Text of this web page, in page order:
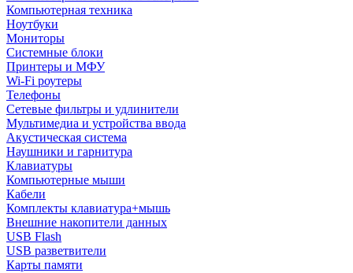
Компьютерная техника
Ноутбуки
Мониторы
Системные блоки
Принтеры и МФУ
Wi-Fi роутеры
Телефоны
Сетевые фильтры и удлинители
Мультимедиа и устройства ввода
Акустическая система
Наушники и гарнитура
Клавиатуры
Компьютерные мыши
Кабели
Комплекты клавиатура+мышь
Внешние накопители данных
USB Flash
USB разветвители
Карты памяти